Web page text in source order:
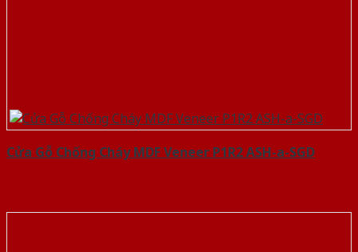
Cửa Gỗ Chống Cháy MDF Veneer P1R2 ASH-a-SGD